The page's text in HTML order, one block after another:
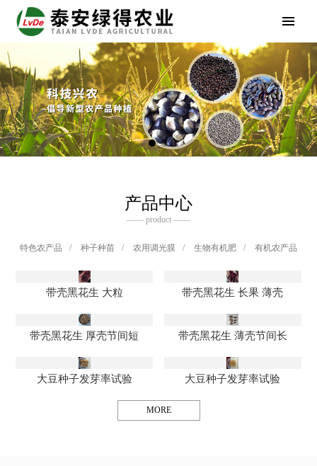
产品中心
—— product ——
特色农产品 / 种子种苗 / 农用调光膜 / 生物有机肥 / 有机农产品
带壳黑花生 大粒 带壳黑花生 长果 薄壳
带壳黑花生 厚壳节间短 带壳黑花生 薄壳节间长
大豆种子发芽率试验 大豆种子发芽率试验
MORE